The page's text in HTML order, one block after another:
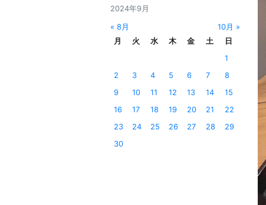
2024年9月
« 8月
10月 »
月
火 水 木 金 土
日
1
2
3 4 5 6 7
8
9
10 11 12 13 14
15
16
17 18 19 20 21
22
23
24 25 26 27 28
29
30